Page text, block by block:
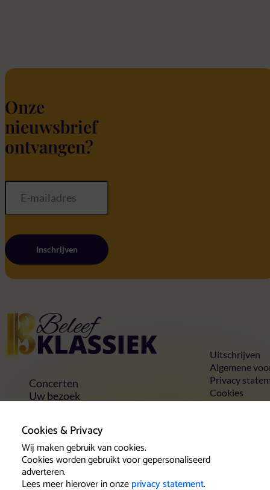
Cookies & Privacy
Wij maken gebruik van cookies.
Cookies worden gebruikt voor gepersonaliseerd
adverteren.
Lees meer hierover in onzeprivacy statement.
Onze
nieuwsbrief
ontvangen?
Inschrijven
Concerten
Uw bezoek
Vrienden & voordelen
Contact
Uitschrijven
Algemene
Privacy
Cookies